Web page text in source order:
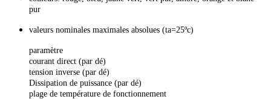
pur
valeurs nominales maximales absolues (ta=25ºc)
paramètre
courant direct (par dé)
tension inverse (par dé)
Dissipation de puissance (par dé)
plage de température de fonctionnement